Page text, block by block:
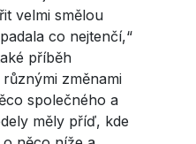
velmi smělou
co nejtenčí,“
příběh
změnami
společného a
měly příď, kde